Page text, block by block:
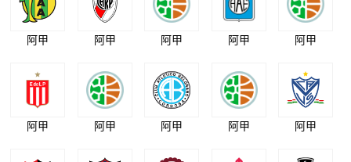
阿甲 阿甲 阿甲 阿甲 阿甲
阿甲 阿甲 阿甲 阿甲 阿甲